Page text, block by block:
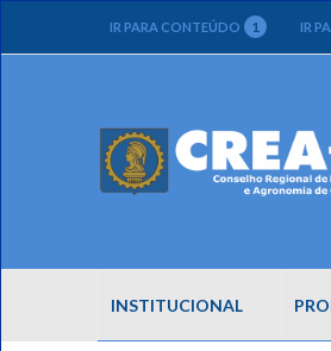
IR PARA CONTEÚDO 1 IR
INSTITUCIONAL